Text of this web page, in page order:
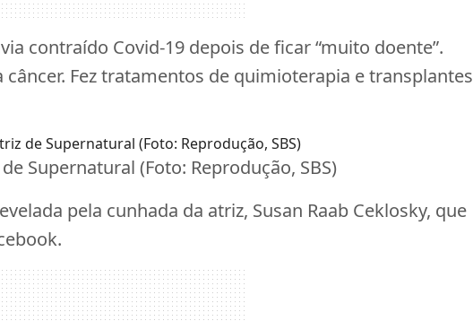
contraído Covid-19 depois de ficar “muito doente”.
Fez tratamentos de quimioterapia e transplantes
Supernatural (Foto: Reprodução, SBS)
pela cunhada da atriz, Susan Raab Ceklosky, que